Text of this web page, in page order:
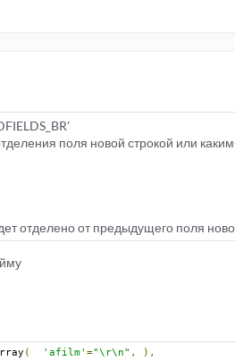
поля новой строкой или
отделено от предыдущего поля
( 'afilm' ="\r\n" , ),